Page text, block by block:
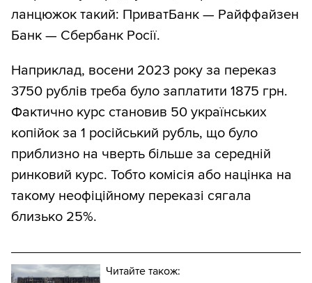
ланцюжок такий: ПриватБанк — Райффайзен
Банк — Сбербанк Росії.
Наприклад, восени 2023 року за переказ
3750 рублів треба було заплатити 1875 грн.
Фактично курс становив 50 українських
копійок за 1 російський рубль, що було
приблизно на чверть більше за середній
ринковий курс. Тобто комісія або націнка на
такому неофіційному переказі сягала
близько 25%.
Читайте також: